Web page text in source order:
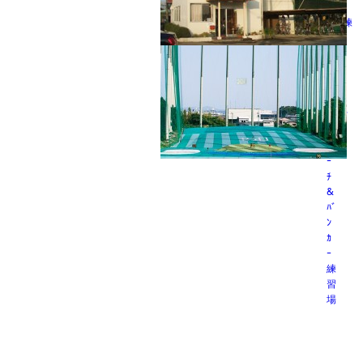
ー
練
習
場
料
金
表
ｱ
ﾌﾟ
ﾛ
ｰ
ﾁ
&
ﾊﾞ
ﾝ
ｶ
ｰ
練
習
場